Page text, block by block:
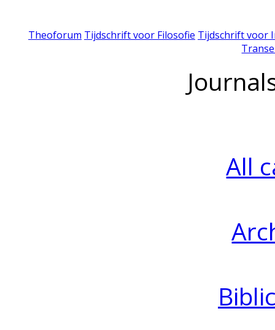
Theoforum Tijdschrift voor Filosofie Tijdschrift voor
All